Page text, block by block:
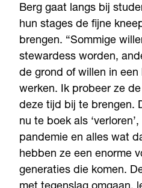
Berg gaat langs bij
hun stages de fijne
brengen. “Sommige
stewardess worden,
de grond of willen in
werken. Ik probeer ze
deze tijd bij te brengen.
nu te boek als
pandemie en alles wat
hebben ze een enorme
generaties die komen.